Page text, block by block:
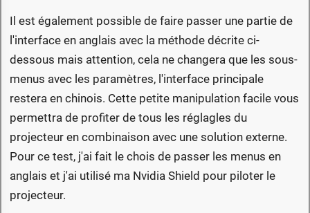
Il est également possible de faire passer une partie de
l'interface en anglais avec la méthode décrite ci-
dessous mais attention, cela ne changera que les sous-
menus avec les paramètres, l'interface principale
restera en chinois. Cette petite manipulation facile vous
permettra de profiter de tous les réglagles du
projecteur en combinaison avec une solution externe.
Pour ce test, j'ai fait le chois de passer les menus en
anglais et j'ai utilisé ma Nvidia Shield pour piloter le
projecteur.